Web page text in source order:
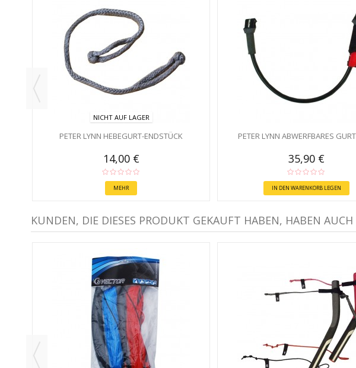
NICHT AUF LAGER
PETER LYNN HEBEGURT-ENDSTÜCK
14,00 €
MEHR
PETER LYNN ABWERFBARES
35,90 €
IN DEN WARENKORB LEGEN
KUNDEN, DIE DIESES PRODUKT GEKAUFT HABEN, HABEN AUCH